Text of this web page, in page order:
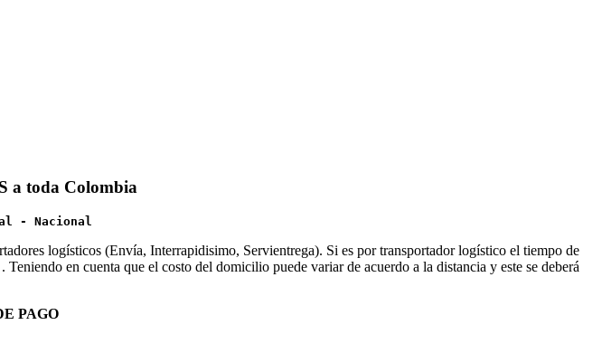
a toda Colombia
- Nacional
logísticos (Envía, Interrapidisimo, Servientrega). Si es por transportador logístico el tiempo de
en cuenta que el costo del domicilio puede variar de acuerdo a la distancia y este se deberá
PAGO